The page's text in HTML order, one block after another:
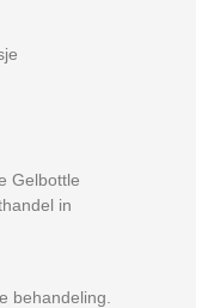
Gelbottle
in
behandeling.